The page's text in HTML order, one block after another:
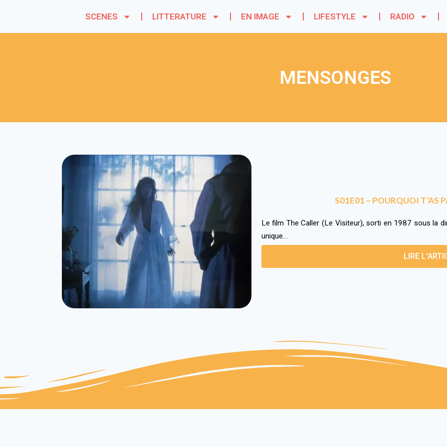
SCENES LITTERATURE EN IMAGE LIFESTYLE RADIO
MENSONGES
S01E01 – POURQUOI T’AS
Le film The Caller (Le Visiteur), sorti en 1987 sous la
unique…
LIRE